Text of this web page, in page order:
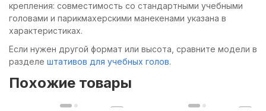
крепления: совместимость со стандартными учебными
головами и парикмахерскими манекенами указана в
характеристиках.
Если нужен другой формат или высота, сравните модели в
разделе штативов для учебных голов.
Похожие товары